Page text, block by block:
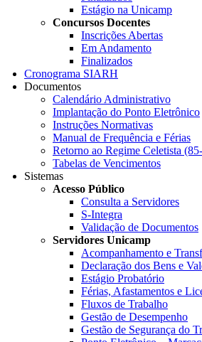
Estágio na Unicamp
Concursos Docentes
Inscrições Abertas
Em Andamento
Finalizados
Cronograma SIARH
Documentos
Calendário Administrativo
Implantação do Ponto Eletrônico
Instruções Normativas
Manual de Frequência e Férias
Retorno ao Regime Celetista
Tabelas de Vencimentos
Sistemas
Acesso Público
Consulta a Servidores
S-Integra
Validação de Documentos
Servidores Unicamp
Acompanhamento e
Declaração dos Bens e
Estágio Probatório
Férias, Afastamentos e
Fluxos de Trabalho
Gestão de Desempenho
Gestão de Segurança do